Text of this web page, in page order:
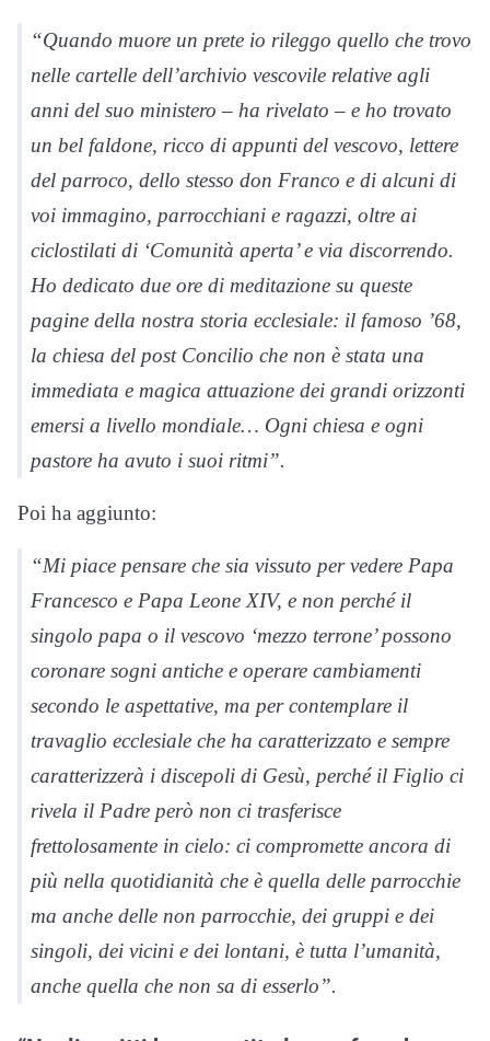
“Quando muore un prete io rileggo quello che trovo
nelle cartelle dell’archivio vescovile relative agli
anni del suo ministero – ha rivelato – e ho trovato
un bel faldone, ricco di appunti del vescovo, lettere
del parroco, dello stesso don Franco e di alcuni di
voi immagino, parrocchiani e ragazzi, oltre ai
ciclostilati di ‘Comunità aperta’ e via discorrendo.
Ho dedicato due ore di meditazione su queste
pagine della nostra storia ecclesiale: il famoso ’68,
la chiesa del post Concilio che non è stata una
immediata e magica attuazione dei grandi orizzonti
emersi a livello mondiale… Ogni chiesa e ogni
pastore ha avuto i suoi ritmi”.
Poi ha aggiunto:
“Mi piace pensare che sia vissuto per vedere Papa
Francesco e Papa Leone XIV, e non perché il
singolo papa o il vescovo ‘mezzo terrone’ possono
coronare sogni antiche e operare cambiamenti
secondo le aspettative, ma per contemplare il
travaglio ecclesiale che ha caratterizzato e sempre
caratterizzerà i discepoli di Gesù, perché il Figlio ci
rivela il Padre però non ci trasferisce
frettolosamente in cielo: ci compromette ancora di
più nella quotidianità che è quella delle parrocchie
ma anche delle non parrocchie, dei gruppi e dei
singoli, dei vicini e dei lontani, è tutta l’umanità,
anche quella che non sa di esserlo”.